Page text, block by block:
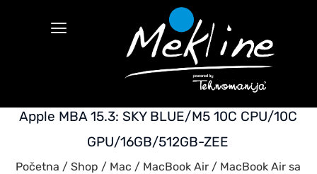
Apple MBA 15.3: SKY BLUE/M5 10C CPU/10C
GPU/16GB/512GB-ZEE
Početna / Shop / Mac / MacBook Air/ MacBook Air sa